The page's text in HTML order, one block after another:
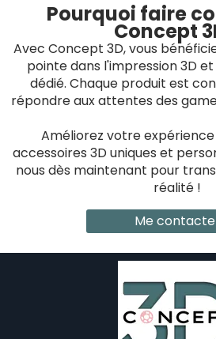
Pourquoi faire
Concept
Avec Concept 3D, vous
pointe dans l'impression 3D
dédié. Chaque produit est
répondre aux attentes des
Améliorez votre
accessoires 3D uniques et
nous dès maintenant pour
réalité !
Me